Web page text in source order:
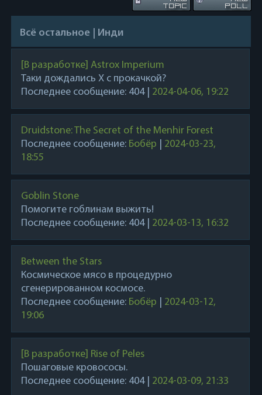
Всё остальное | Инди
[В разработке] Astrox Imperium
Таки дождались X с прокачкой?
Последнее сообщение: 404| 2024-04-06, 19:22
Druidstone: The Secret of the Menhir Forest
Последнее сообщение: Бобёр
2024-03-23,
18:55
Goblin Stone
Помогите гоблинам выжить!
Последнее сообщение: 404| 2024-03-13, 16:32
Between the Stars
Космическое мясо в процедурно
сгенерированном космосе.
Последнее сообщение: Бобёр
2024-03-12,
19:06
[В разработке] Rise of Peles
Пошаговые кровососы.
Последнее сообщение: 404| 2024-03-09, 21:33